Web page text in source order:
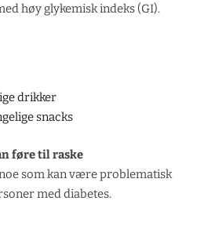
høy glykemisk indeks (GI).
drikker
snacks
føre til raske
som kan være problematisk
med diabetes.